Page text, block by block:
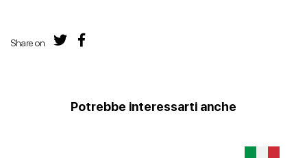
Share on
Potrebbe interessarti anche